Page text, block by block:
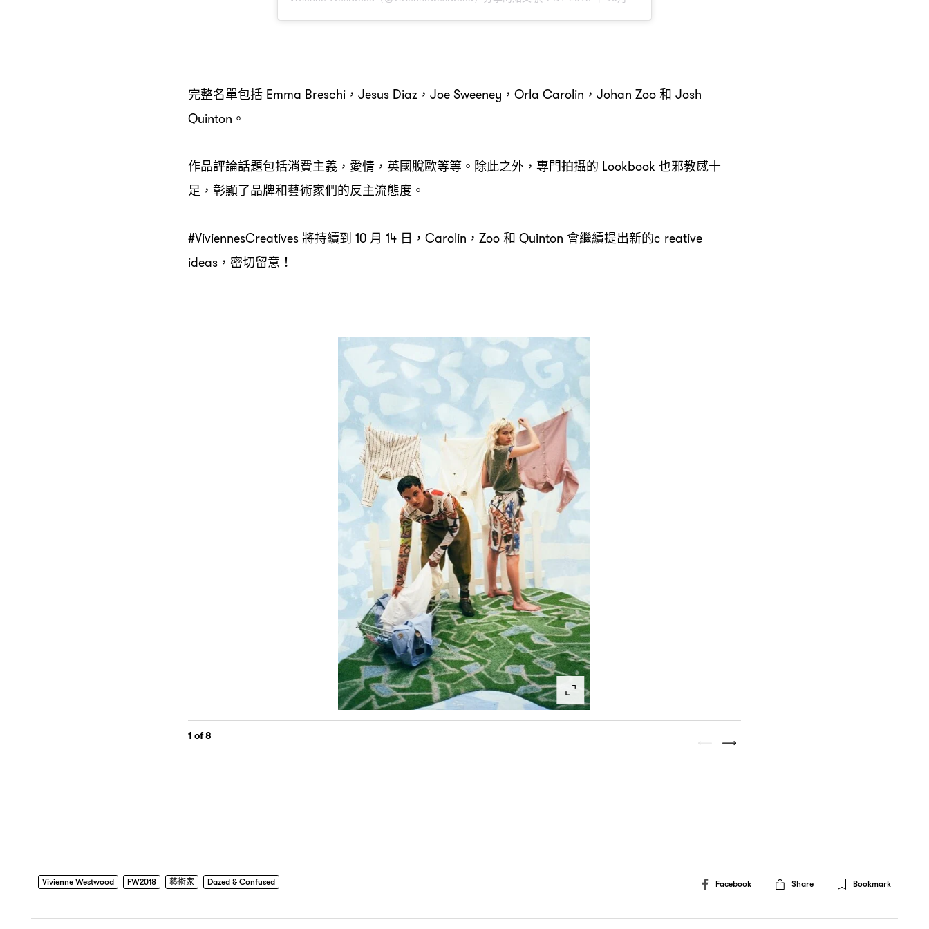
完整名單包括 Emma Breschi，Jesus Diaz，Joe Sweeney，Orla Carolin，Johan Zoo和 Josh
Quinton 。
作品評論話題包括消費主義 ， 愛情 ， 英國脫歐等等。除此之外 ， 專門拍攝的 Lookbook 也邪教感十
足 ， 彰顯了品牌和藝術家們的反主流態度。
#ViviennesCreatives將持續到 10 月 14 日 ，Carolin，Zoo和 Quinton 會繼續提出新的c reative
ideas， 密切留意 ！
1 of 8
Vivienne Westwood FW2018 藝術家 Dazed & Confused Facebook Share Bookmark